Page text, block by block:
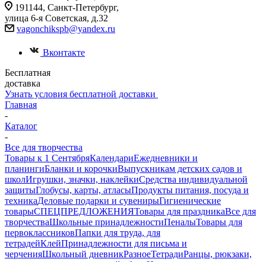
191144, Санкт-Петербург,
улица 6-я Советская, д.32
vagonchikspb@yandex.ru
Вконтакте
Бесплатная
доставка
Узнать условия бесплатной доставки
Главная
-
Каталог
-
Все для творчества
Товары к 1 СентябряКалендариЕжедневники и
планингиБланки и корочкиВыпускникам детских садов и
школИгрушки, значки, наклейкиСредства индивидуальной
защитыГлобусы, карты, атласыПродукты питания, посуда и
техникаДеловые подарки и сувенирыГигиенические
товарыСПЕЦПРЕДЛОЖЕНИЯТовары для праздникаВсе для
творчестваШкольные принадлежностиПеналыТовары для
первоклассниковПапки для труда, для
тетрадейКлейПринадлежности для письма и
черченияШкольный дневникРазноеТетрадиРанцы, рюкзаки,